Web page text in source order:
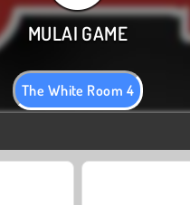
The White Room 4